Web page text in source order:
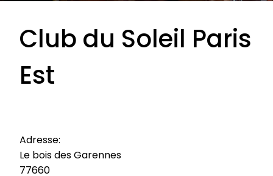
Club du Soleil Paris
Est
Adresse:
Le bois des Garennes
77660